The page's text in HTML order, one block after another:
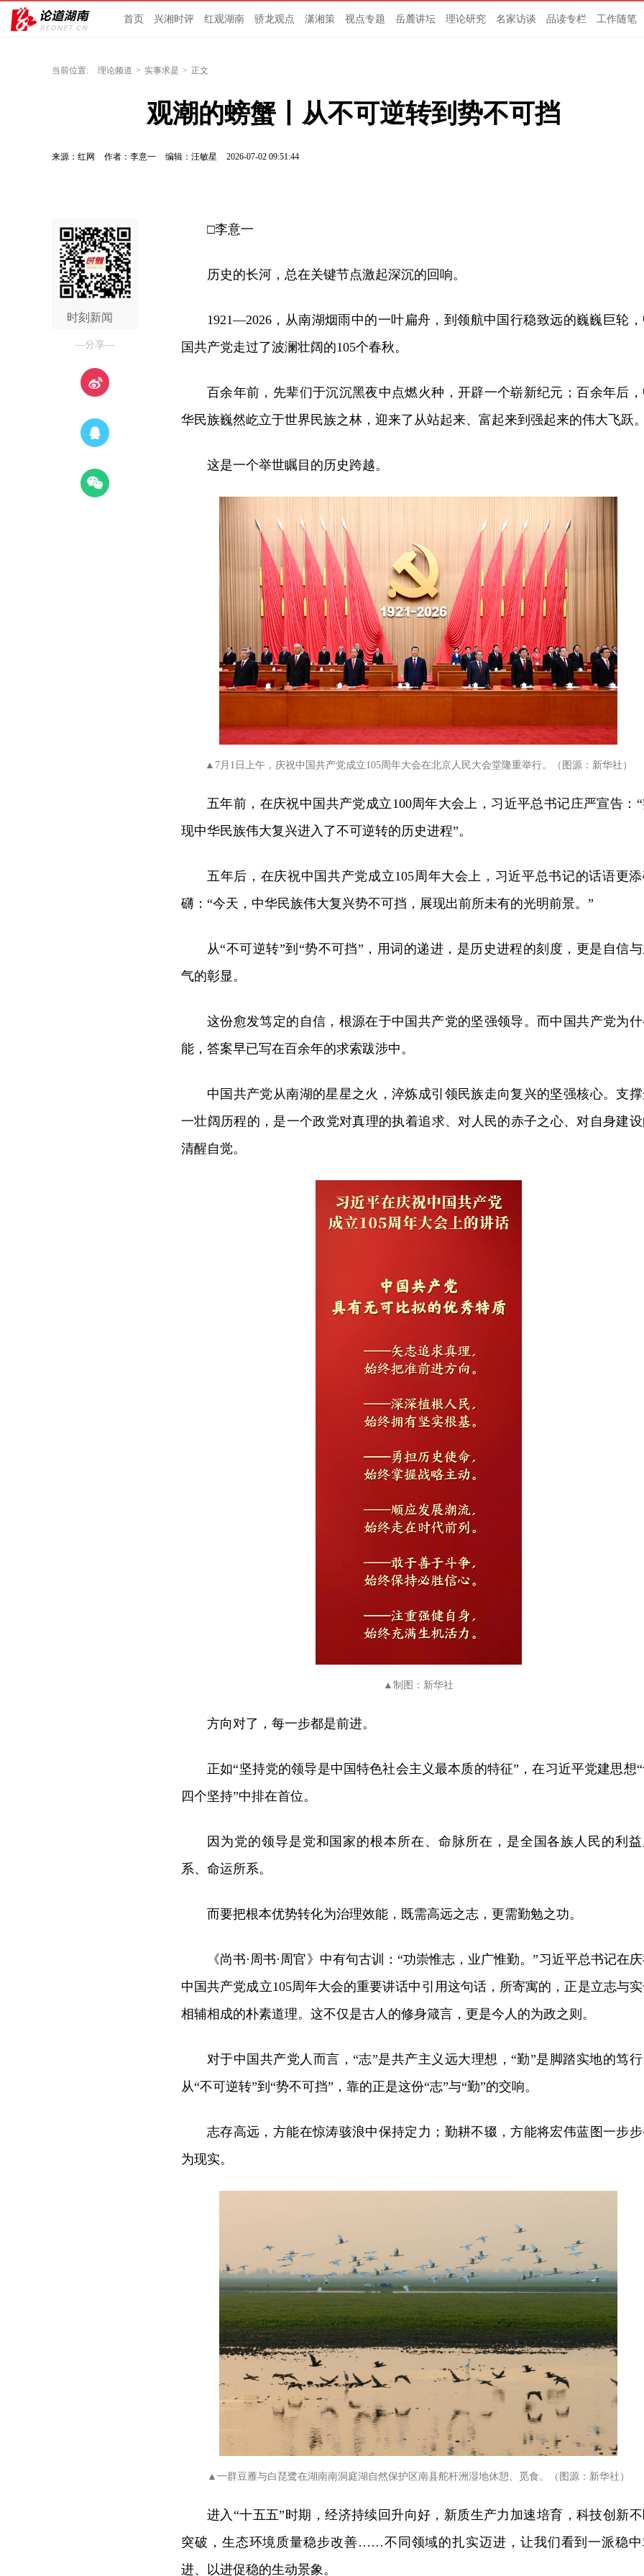
首页 兴湘时评 红观湖南 骄龙观点 潇湘策 视点专题 岳麓讲坛 理论研究 名家访谈 品读专栏 工作随笔
当前位置: 理论频道 > 实事求是 > 正文
观潮的螃蟹丨从不可逆转到势不可挡
来源：红网 作者：李意一 编辑：汪敏星 2026-07-02 09:51:44
时刻新闻
—分享—
□李意一
历史的长河，总在关键节点激起深沉的回响。
1921—2026，从南湖烟雨中的一叶扁舟，到领航中国行稳致远的巍巍巨轮
国共产党走过了波澜壮阔的105个春秋。
百余年前，先辈们于沉沉黑夜中点燃火种，开辟一个崭新纪元；百余年后
华民族巍然屹立于世界民族之林，迎来了从站起来、富起来到强起来的伟大飞跃
这是一个举世瞩目的历史跨越。
▲7月1日上午，庆祝中国共产党成立105周年大会在北京人民大会堂隆重举行。（图源：新华社）
五年前，在庆祝中国共产党成立100周年大会上，习近平总书记庄严宣告：
现中华民族伟大复兴进入了不可逆转的历史进程”。
五年后，在庆祝中国共产党成立105周年大会上，习近平总书记的话语更
礴：“今天，中华民族伟大复兴势不可挡，展现出前所未有的光明前景。”
从“不可逆转”到“势不可挡”，用词的递进，是历史进程的刻度，更是自信
气的彰显。
这份愈发笃定的自信，根源在于中国共产党的坚强领导。而中国共产党为
能，答案早已写在百余年的求索跋涉中。
中国共产党从南湖的星星之火，淬炼成引领民族走向复兴的坚强核心。支
一壮阔历程的，是一个政党对真理的执着追求、对人民的赤子之心、对自身建
清醒自觉。
▲制图：新华社
方向对了，每一步都是前进。
正如“坚持党的领导是中国特色社会主义最本质的特征”，在习近平党建思想
四个坚持”中排在首位。
因为党的领导是党和国家的根本所在、命脉所在，是全国各族人民的利
系、命运所系。
而要把根本优势转化为治理效能，既需高远之志，更需勤勉之功。
《尚书·周书·周官》中有句古训：“功崇惟志，业广惟勤。”习近平总书记在
中国共产党成立105周年大会的重要讲话中引用这句话，所寄寓的，正是立志与
相辅相成的朴素道理。这不仅是古人的修身箴言，更是今人的为政之则。
对于中国共产党人而言，“志”是共产主义远大理想，“勤”是脚踏实地的笃
从“不可逆转”到“势不可挡”，靠的正是这份“志”与“勤”的交响。
志存高远，方能在惊涛骇浪中保持定力；勤耕不辍，方能将宏伟蓝图一步
为现实。
▲一群豆雁与白琵鹭在湖南南洞庭湖自然保护区南县舵杆洲湿地休憩、觅食。（图源：新华社）
进入“十五五”时期，经济持续回升向好，新质生产力加速培育，科技创新
突破，生态环境质量稳步改善……不同领域的扎实迈进，让我们看到一派稳
进、以进促稳的生动景象。